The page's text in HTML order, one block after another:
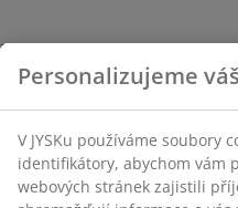
Skladová položka: 2780940
Personalizujeme
V JYSKu používáme soubory
identifikátory, abychom vám
webových stránek zajistili